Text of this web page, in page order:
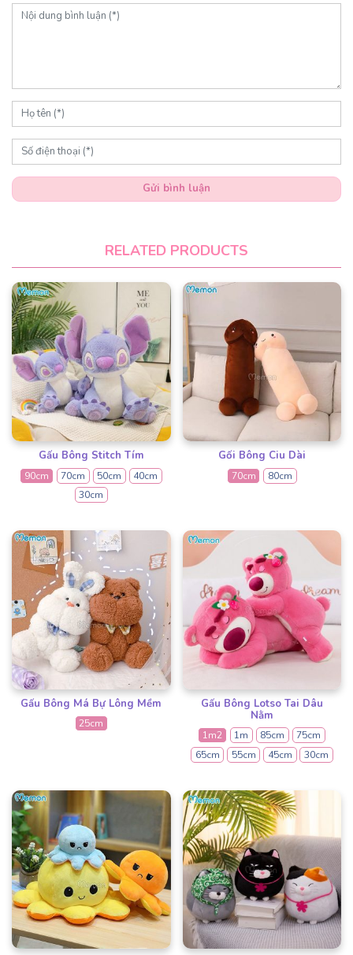
Gửi bình luận
RELATED PRODUCTS
Gấu Bông Stitch Tím
90cm 70cm 50cm
40cm
30cm
Gối Bông Ciu Dài
70cm 80cm
Gấu Bông Má Bự Lông Mềm
25cm
Gấu Bông Lotso Tai Dâu
Nằm
1m2 1m 85cm
75cm
65cm
55cm 45cm 30cm